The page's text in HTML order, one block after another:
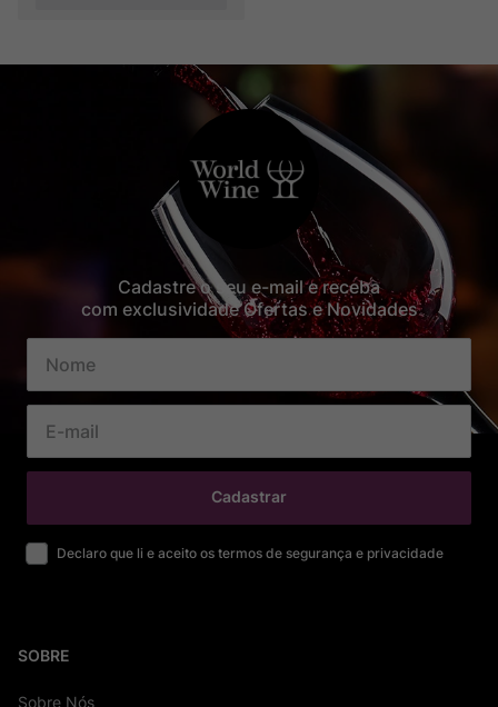
Cadastre o seu e-mail e receba
com exclusividade Ofertas e Novidades
Cadastrar
Declaro que li e aceito os termos de segurança e privacidade
SOBRE
Sobre Nós